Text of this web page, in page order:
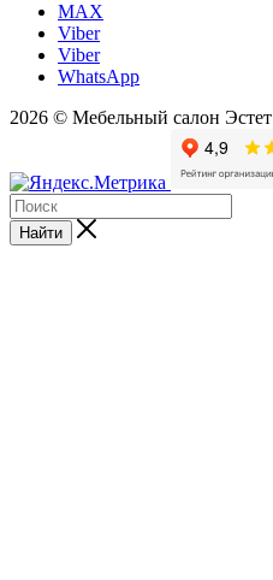
MAX
Viber
Viber
WhatsApp
2026 © Мебельный салон Эстет
Найти